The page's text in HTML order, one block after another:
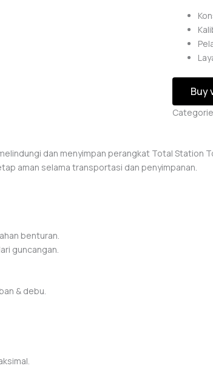
Buy
dan menyimpan perangkat Total Station
aman selama transportasi dan penyimpanan.
benturan.
guncangan.
& debu.